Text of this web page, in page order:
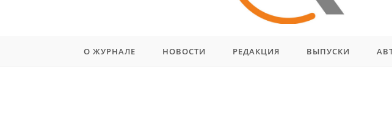
О ЖУРНАЛЕ НОВОСТИ РЕДАКЦИЯ ВЫПУСКИ